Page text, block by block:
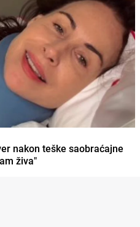
nakon teške saobraćajne
živa"